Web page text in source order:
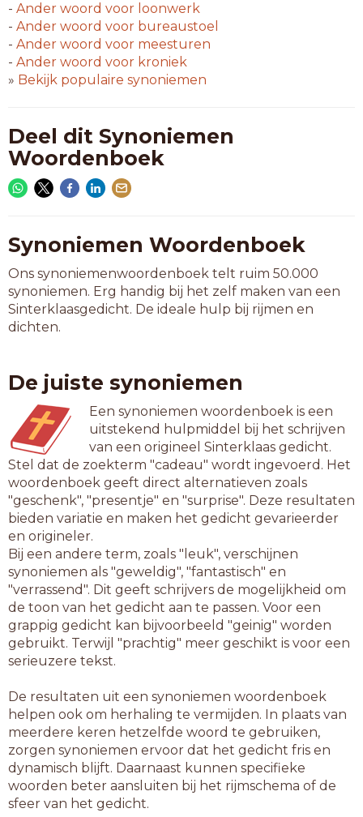
- Ander woord voor loonwerk
- Ander woord voor bureaustoel
- Ander woord voor meesturen
- Ander woord voor kroniek
» Bekijk populaire synoniemen
Deel dit Synoniemen
Woordenboek
Synoniemen Woordenboek
Ons synoniemenwoordenboek telt ruim 50.000
synoniemen. Erg handig bij het zelf maken van een
Sinterklaasgedicht. De ideale hulp bij rijmen en
dichten.
De juiste synoniemen
Een synoniemen woordenboek is een
uitstekend hulpmiddel bij het schrijven
van een origineel Sinterklaas gedicht.
Stel dat de zoekterm "cadeau" wordt ingevoerd. Het
woordenboek geeft direct alternatieven zoals
"geschenk", "presentje" en "surprise". Deze resultaten
bieden variatie en maken het gedicht gevarieerder
en origineler.
Bij een andere term, zoals "leuk", verschijnen
synoniemen als "geweldig", "fantastisch" en
"verrassend". Dit geeft schrijvers de mogelijkheid om
de toon van het gedicht aan te passen. Voor een
grappig gedicht kan bijvoorbeeld "geinig" worden
gebruikt. Terwijl "prachtig" meer geschikt is voor een
serieuzere tekst.
De resultaten uit een synoniemen woordenboek
helpen ook om herhaling te vermijden. In plaats van
meerdere keren hetzelfde woord te gebruiken,
zorgen synoniemen ervoor dat het gedicht fris en
dynamisch blijft. Daarnaast kunnen specifieke
woorden beter aansluiten bij het rijmschema of de
sfeer van het gedicht.